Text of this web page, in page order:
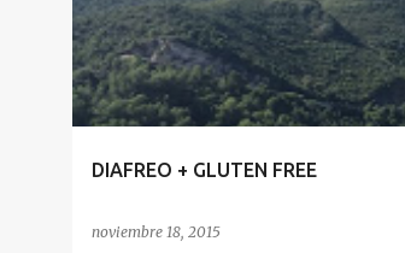
DIAFREO + GLUTEN FREE
noviembre 18, 2015